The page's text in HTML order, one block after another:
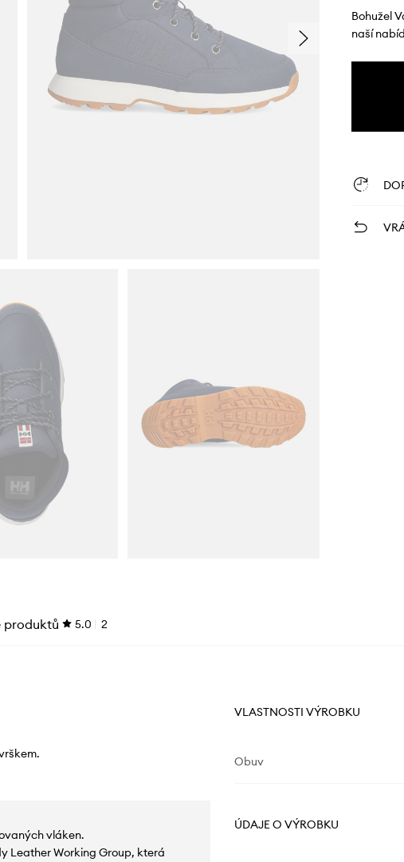
Bohužel
naší
produktů 5.0 2
vláken.
Leather Working Group, která
VLASTNOSTI VÝROBKU
Obuv
ÚDAJE O VÝROBKU